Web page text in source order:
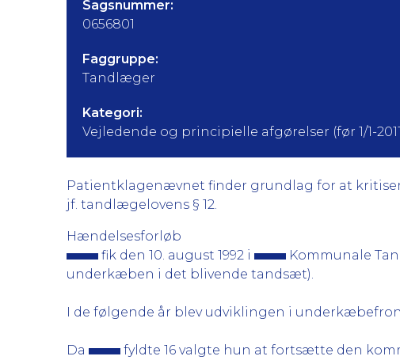
Sagsnummer:
0656801
Faggruppe:
Tandlæger
Kategori:
Vejledende og principielle afgørelser (før 1/1-
Patientklagenævnet finder grundlag for at
jf. tandlægelovens § 12.
Hændelsesforløb
fik den 10. august 1992 i
Kommunale
underkæben i det blivende tandsæt).
I de følgende år blev udviklingen i
Da
fyldte 16 valgte hun at fortsætte den